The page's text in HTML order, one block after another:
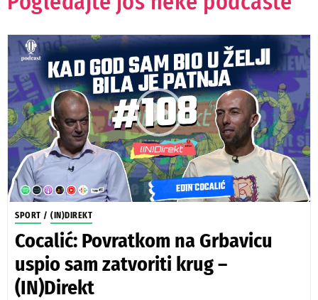
SPORT / (IN)DIREKT
Cocalić: Povratkom na Grbavicu
uspio sam zatvoriti krug –
(IN)Direkt